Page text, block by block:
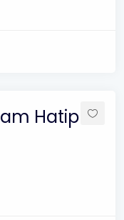
Hatip